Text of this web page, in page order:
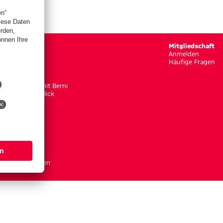
Unterwegs mit Berni
Bernis Rückklick
Mitgliedschaft
Anmelden
Häufige Fragen
Einstellungen